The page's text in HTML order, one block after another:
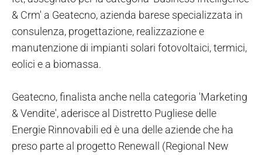
& Crm' a Geatecno, azienda barese specializzata in
consulenza, progettazione, realizzazione e
manutenzione di impianti solari fotovoltaici, termici,
eolici e a biomassa.
Geatecno, finalista anche nella categoria 'Marketing
& Vendite', aderisce al Distretto Pugliese delle
Energie Rinnovabili ed è una delle aziende che ha
preso parte al progetto Renewall (Regional New